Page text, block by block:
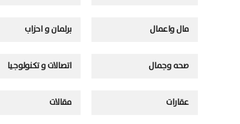
مال واعمال برلمان و احزاب
صحه وجمال اتصالات و تكنولوجيا
عقارات مقالات